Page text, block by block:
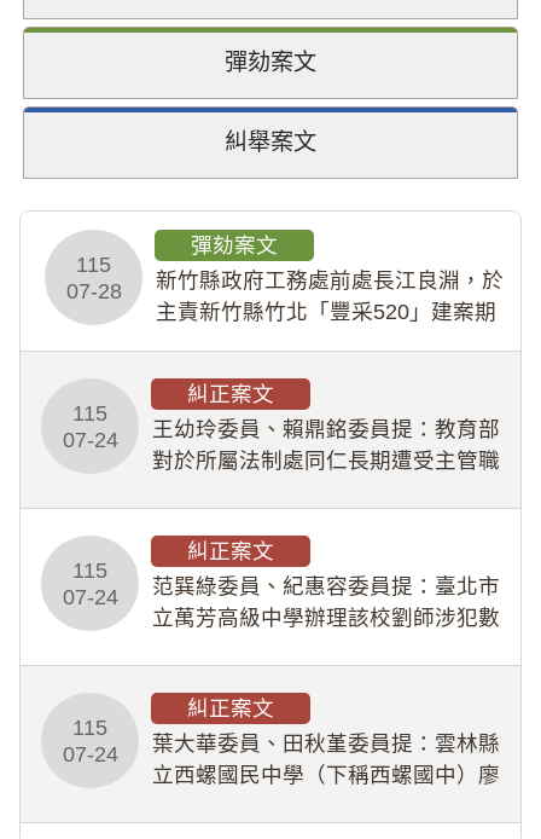
彈劾案文
糾舉案文
115
07-28
彈劾案文
新竹縣政府工務處前處長江良淵，於
主責新竹縣竹北「豐采520」建案期
幣1,483萬餘元，並長期收受建商餽
贈；復罔顧公共安全，圖利默許建商
於停工期間
115
07-24
糾正案文
王幼玲委員、賴鼎銘委員提：教育部
對於所屬法制處同仁長期遭受主管職
人員保障法」及「職業安全衛生法」
所定維護公務人員
115
07-24
糾正案文
范巽綠委員、紀惠容委員提：臺北市
立萬芳高級中學辦理該校劉師涉犯數
業把關與糾錯功能，不僅首份調查報
告漏未審酌師生不
115
07-24
糾正案文
葉大華委員、田秋堇委員提：雲林縣
立西螺國民中學（下稱西螺國中）廖